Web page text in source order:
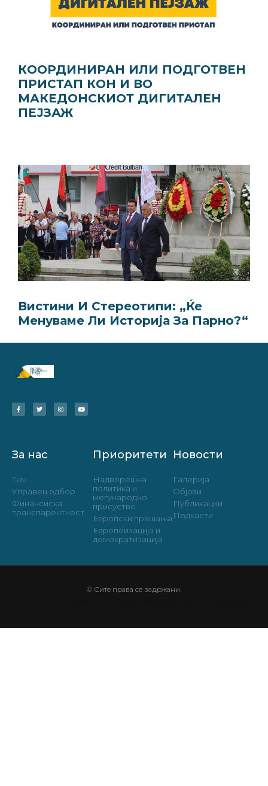
КООРДИНИРАН ИЛИ ПОДГОТВЕН
ПРИСТАП КОН И ВО
МАКЕДОНСКИОТ ДИГИТАЛЕН
ПЕЈЗАЖ
Вистини И Стерeотипи: „Ќе
Менуваме Ли Историја За Парно?“
За нас
Тим
Управен одбор
Финансиска
транспарентност
Приоритети
Надворешна
политика и
меѓународно
присуство
Европски прашања
Европеизација и
демократизација
Новости
Галерија
Објави
Публикации
Подкасти
© Сите права се задржани.